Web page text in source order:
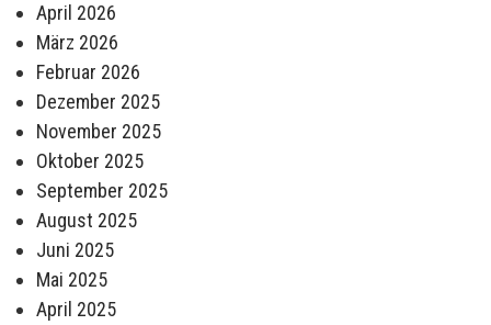
April 2026
März 2026
Februar 2026
Dezember 2025
November 2025
Oktober 2025
September 2025
August 2025
Juni 2025
Mai 2025
April 2025